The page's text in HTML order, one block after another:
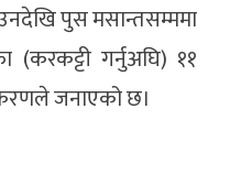
पुस मसान्तसम्ममा
(करकट्टी गर्नुअघि) ११
जनाएको छ।